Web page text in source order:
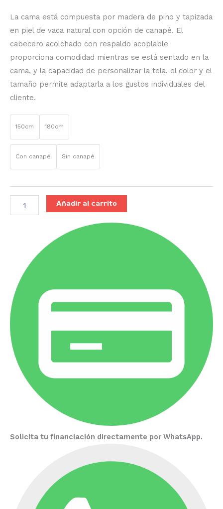
La cama está compuesta por madera de pino y tapizada
en piel de vaca natural con opción de canapé. El
cabecero acolchado con respaldo acoplable
proporciona comodidad mientras se está sentado en la
cama, y la capacidad de personalizar la tela, el color y el
tamaño permite adaptarla a los gustos individuales del
cliente.
150cm 180cm
Con canapé Sin canapé
Añadir al carrito
Solicita tu financiación directamente por WhatsApp.